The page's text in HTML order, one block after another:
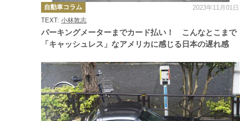
パーキングメーターまでカード払い！ こんなとこまで
「キャッシュレス」なアメリカに感じる日本の遅れ感
TEXT: 小林敦志
カ
テ
ゴ
リ
自動車コラム 2023年11月01日